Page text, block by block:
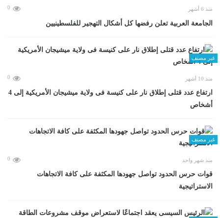
منذ 6 أشهر 0
الجامعة العربية تعلن رفضها كل أشكال التهجير للفلسطينيين
غير مصنف
منذ 10 أشهر 0
ارتفاع عدد قتلى إطلاق نار على كنيسة فى ولاية ميشيجان الأمريكية إلى 4
أشخاص
غير مصنف
منذ شهر واحد 0
قوات حرس الحدود تواصل جهودها المكثفة على كافة الاتجاهات
الاستراتيجية